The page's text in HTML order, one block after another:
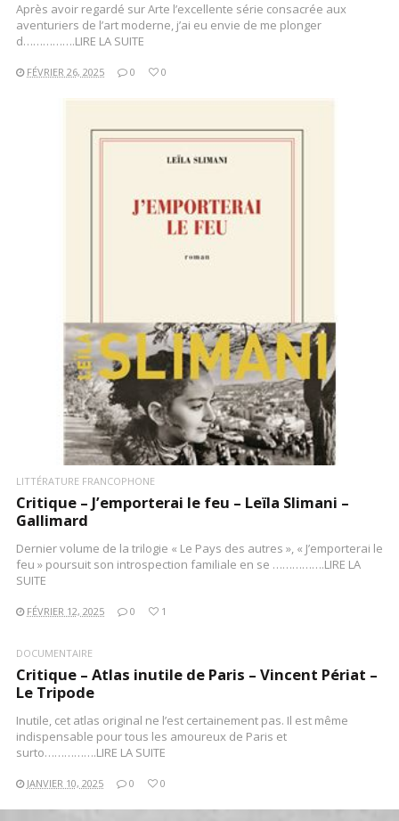
Après avoir regardé sur Arte l’excellente série consacrée aux
aventuriers de l’art moderne, j’ai eu envie de me plonger
d…………….LIRE LA SUITE
FÉVRIER 26, 2025 0 0
LITTÉRATURE FRANCOPHONE
Critique – J’emporterai le feu – Leïla Slimani –
Gallimard
Dernier volume de la trilogie « Le Pays des autres », « J’emporterai le
feu » poursuit son introspection familiale en se …………….LIRE LA
SUITE
FÉVRIER 12, 2025 0 1
DOCUMENTAIRE
Critique – Atlas inutile de Paris – Vincent Périat –
Le Tripode
Inutile, cet atlas original ne l’est certainement pas. Il est même
indispensable pour tous les amoureux de Paris et
surto…………….LIRE LA SUITE
JANVIER 10, 2025 0 0